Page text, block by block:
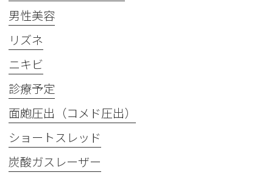
男性美容
リズネ
ニキビ
診療予定
面皰圧出（コメド圧出）
ショートスレッド
炭酸ガスレーザー